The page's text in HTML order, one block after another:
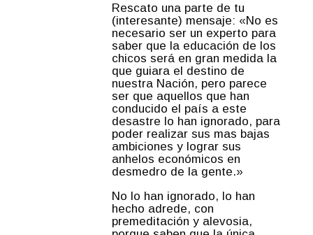
Rescato una parte de tu
(interesante) mensaje: «No es
necesario ser un experto para
saber que la educación de los
chicos será en gran medida la
que guiara el destino de
nuestra Nación, pero parece
ser que aquellos que han
conducido el país a este
desastre lo han ignorado, para
poder realizar sus mas bajas
ambiciones y lograr sus
anhelos económicos en
desmedro de la gente.»
No lo han ignorado, lo han
hecho adrede, con
premeditación y alevosia,